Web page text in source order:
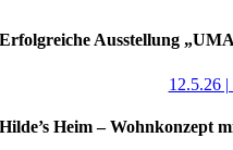
Erfolgreiche Ausstellung
12.5.26
Hilde’s Heim – Wohnkonzept